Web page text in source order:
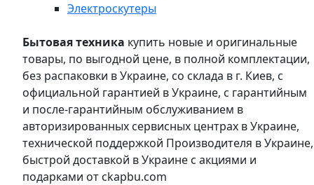
Электроскутеры
Бытовая техника купить новые и оригинальные
товары, по выгодной цене, в полной комплектации,
без распаковки в Украине, со склада в г. Киев, с
официальной гарантией в Украине, с гарантийным
и после-гарантийным обслуживанием в
авторизированных сервисных центрах в Украине,
технической поддержкой Производителя в Украине,
быстрой доставкой в Украине с акциями и
подарками от ckapbu.com